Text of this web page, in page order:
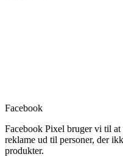
Facebook
Facebook Pixel bruger vi til at
reklame ud til personer, der
produkter.